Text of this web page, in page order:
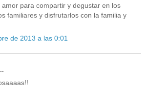
amor para compartir y degustar en los
familiares y disfrutarlos con la familia y
de 2013 a las 0:01